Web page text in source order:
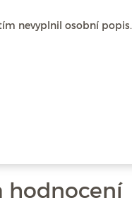
nevyplnil osobní popis.
hodnocení